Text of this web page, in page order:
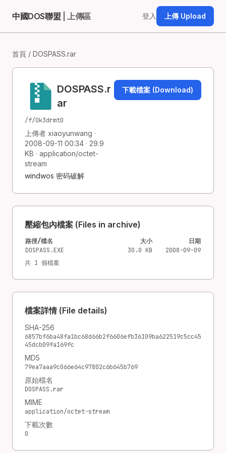
中國DOS聯盟 | 上傳區 登入 上傳 Upload
首頁 / DOSPASS.rar
DOSPASS.r
ar
/f/Ok3drmtO
上傳者 xiaoyunwang ·
2008-09-11 00:34 · 29.9
KB · application/octet-
stream
windwos 密码破解
下載檔案 (Download)
壓縮包內檔案 (Files in archive)
路徑/檔名 大小
日期
DOSPASS.EXE
30.0 KB
2008-09-09
共 1 個檔案
檔案詳情 (File details)
SHA-256
6857bf6ba48fa1bc68d66b2f6606efb36109ba622519c5cc45
45dcb09fa169fc
MD5
79ea7aaa9c066e64c97802c6b645b769
原始檔名
DOSPASS.rar
MIME
application/octet-stream
下載次數
0